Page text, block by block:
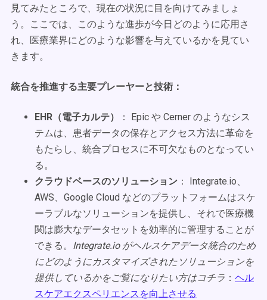
見てみたところで、現在の状況に目を向けてみましょ
う。ここでは、このような進歩が今日どのように応用さ
れ、医療業界にどのような影響を与えているかを見てい
きます。
統合を推進する主要プレーヤーと技術：
EHR（電子カルテ）
： Epic や Cerner のようなシス
テムは、患者データの保存とアクセス方法に革命を
もたらし、統合プロセスに不可欠なものとなってい
る。
クラウドベースのソリューション ： Integrate.io、
AWS、Google Cloud などのプラットフォームはスケ
ーラブルなソリューションを提供し、それで医療機
関は膨大なデータセットを効率的に管理することが
できる。 Integrate.io がヘルスケアデータ統合のため
にどのようにカスタマイズされたソリューションを
提供しているかをご覧になりたい方はコチラ ： ヘル
スケアエクスペリエンスを向上させる